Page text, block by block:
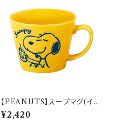
【PEANUTS】スープマグ(イエ
ロー)【SN2900】SN2902-36
¥2,420